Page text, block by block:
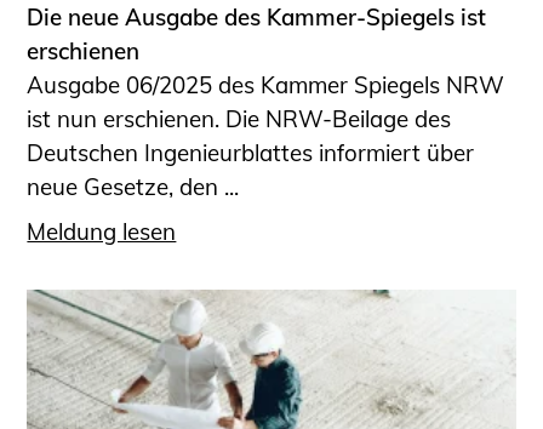
Die neue Ausgabe des Kammer-Spiegels ist
erschienen
Ausgabe 06/2025 des Kammer Spiegels NRW
ist nun erschienen. Die NRW-Beilage des
Deutschen Ingenieurblattes informiert über
neue Gesetze, den ...
Meldung lesen